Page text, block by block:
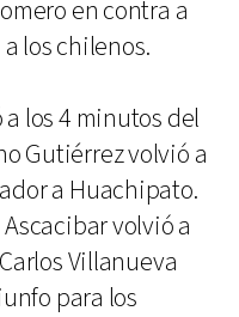
en contra a
los chilenos.
los 4 minutos del
Gutiérrez volvió a
a Huachipato.
volvió a
Villanueva
para los